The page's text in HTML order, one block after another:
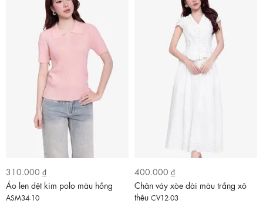
310.000 ₫
Áo len dệt kim polo màu hồng
ASM34-10
400.000 ₫
Chân váy xòe dài màu trắng xô
thêu CV12-03